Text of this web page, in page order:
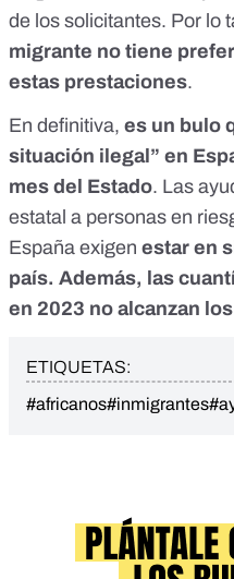
de los solicitantes. Por lo
migrante no tiene
estas prestaciones.
En definitiva, es un bulo
situación ilegal” en
mes del Estado. Las
estatal a personas en
España exigen estar en
país. Además, las
en 2023 no alcanzan
ETIQUETAS:
#africanos#inmigrantes